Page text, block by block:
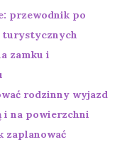
przewodnik po
turystycznych
zamku i
rodzinny wyjazd
i na powierzchni
zaplanować